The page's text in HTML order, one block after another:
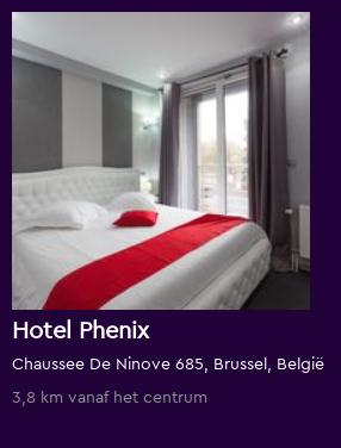
Hotel Phenix
Chaussee De Ninove 685, Brussel, België
3,8 km vanaf het centrum